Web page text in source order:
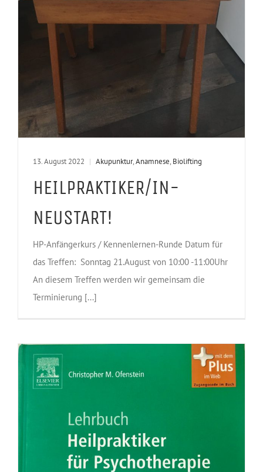
13. August 2022 | Akupunktur,Anamnese, Biolifting
HEILPRAKTIKER/IN-
NEUSTART!
HP-Anfängerkurs / Kennenlernen-Runde Datum für
das Treffen: Sonntag 21.August von 10:00 -11:00Uhr
An diesem Treffen werden wir gemeinsam die
Terminierung [...]